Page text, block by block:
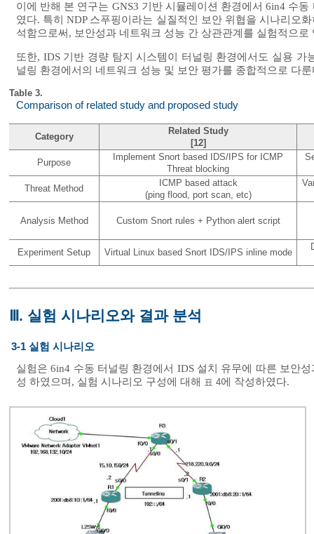
이에 반해 본 연구는 GNS3 기반 시뮬레이션 환경에서 6in4 수
였다. 특히 NDP 스푸핑이라는 실질적인 보안 위협을 시나리오
석함으로써, 보안성과 네트워크 성능 간 상관관계를 실험적으로
또한, IDS 기반 경량 탐지 시스템이 터널링 환경에서도 실용
널링 환경에서의 네트워크 성능 및 보안 평가를 종합적으로 다
Table 3.
Comparison of related study and proposed study
Category
Related Study
[12]
Purpose
Implement Snort based IDS/IPS for ICMP
Threat blocking
Threat Method
ICMP based attack
(ping flood, port scan, etc)
Analysis Method Custom Snort rules + Python alert script
Experiment Setup Virtual Linux based Snort IDS/IPS inline mode
Ⅲ. 실험 시나리오와 결과 분석
3-1 실험 시나리오
실험은 6in4 수동 터널링 환경에서 IDS 설치 유무에 따른 보안
성 하였으며, 실험 시나리오 구성에 대해 표 4에 작성하였다.